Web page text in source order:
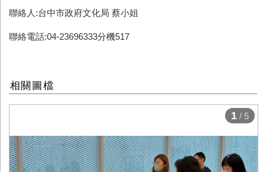
聯絡人:台中市政府文化局 蔡小姐
聯絡電話:04-23696333分機517
相關圖檔
1 / 5